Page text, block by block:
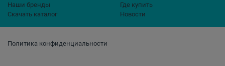
Политика конфиденциальности
Наши бренды
Скачать каталог
Где купить
Новости